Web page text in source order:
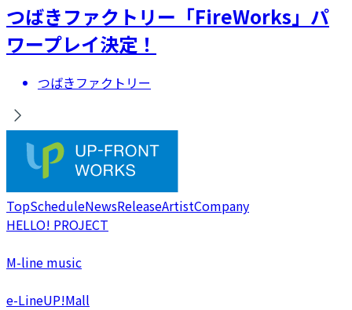
つばきファクトリー「FireWorks」パ
ワープレイ決定！
つばきファクトリー
TopScheduleNewsReleaseArtistCompany
HELLO! PROJECT
M-line music
e-LineUP!Mall